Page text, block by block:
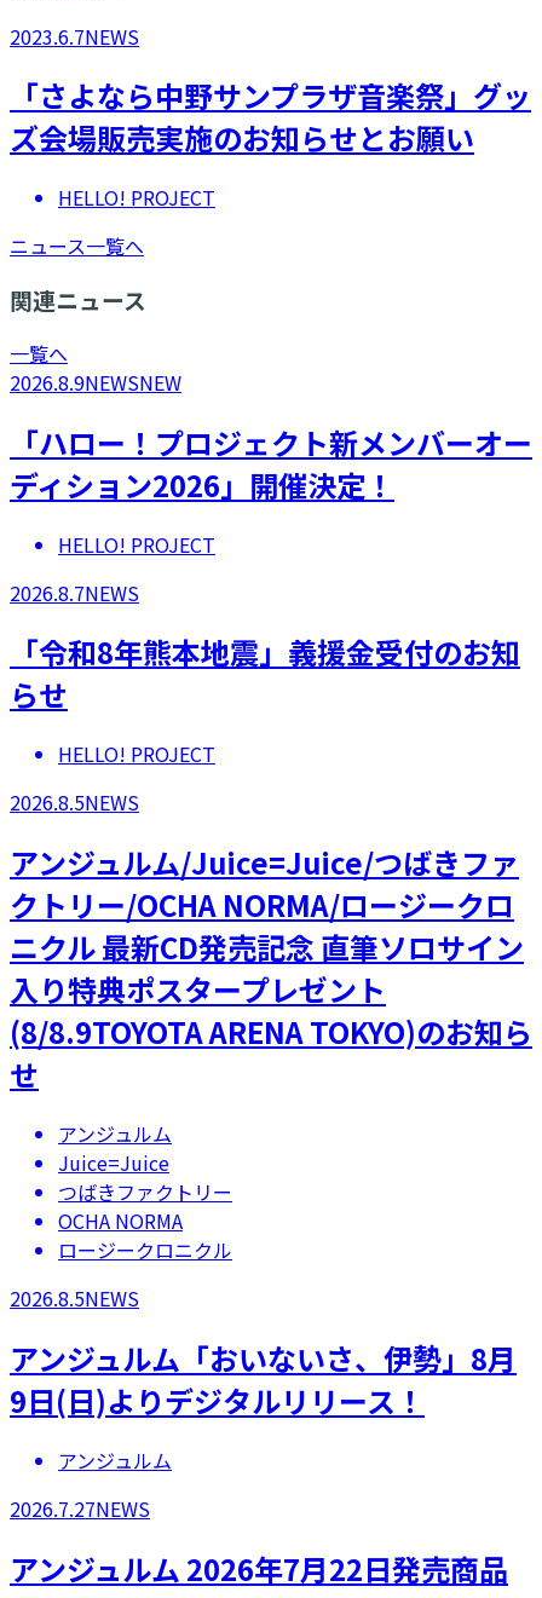
2023.6.7NEWS
「さよなら中野サンプラザ音楽祭」グッ
ズ会場販売実施のお知らせとお願い
HELLO! PROJECT
ニュース一覧へ
関連ニュース
一覧へ
2026.8.9NEWSNEW
「ハロー！プロジェクト新メンバーオー
ディション2026」開催決定！
HELLO! PROJECT
2026.8.7NEWS
「令和8年熊本地震」義援金受付のお知
らせ
HELLO! PROJECT
2026.8.5NEWS
アンジュルム/Juice=Juice/つばきファ
クトリー/OCHA NORMA/ロージークロ
ニクル 最新CD発売記念 直筆ソロサイン
入り特典ポスタープレゼント
(8/8.9TOYOTA ARENA TOKYO)のお知ら
せ
アンジュルム
Juice=Juice
つばきファクトリー
OCHA NORMA
ロージークロニクル
2026.8.5NEWS
アンジュルム「おいないさ、伊勢」8月
9日(日)よりデジタルリリース！
アンジュルム
2026.7.27NEWS
アンジュルム 2026年7月22日発売商品